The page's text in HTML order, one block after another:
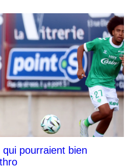
pourraient bien